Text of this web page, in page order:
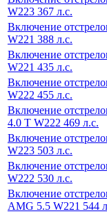
W223 367 л.с.
Включение
W221 388 л.с.
Включение
W221 435 л.с.
Включение
W222 455 л.с.
Включение
4.0 T W222 469 л.с.
Включение
W223 503 л.с.
Включение
W222 530 л.с.
Включение
AMG 5.5 W221 544